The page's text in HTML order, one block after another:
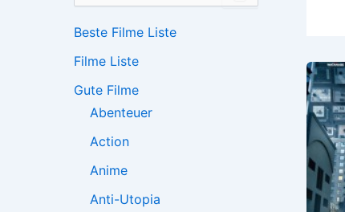
h
n
a
Beste Filme Liste
Filme Liste
Gute Filme
Abenteuer
Action
Anime
Anti-Utopia